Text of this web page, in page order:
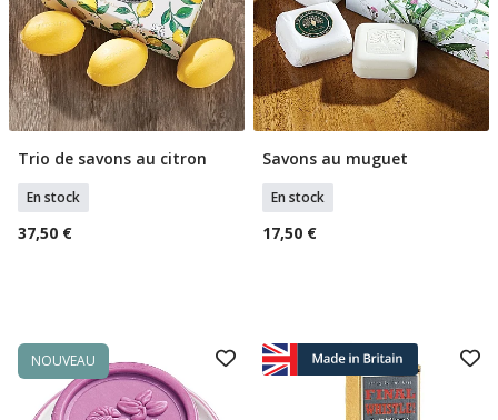
Ajouter Au Panier
Trio de savons au citron
En stock
37,50 €
Ajouter Au Panier
Savons au muguet
En stock
17,50 €
NOUVEAU